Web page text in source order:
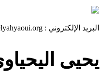
البريد الإلكتروني :
يحيى